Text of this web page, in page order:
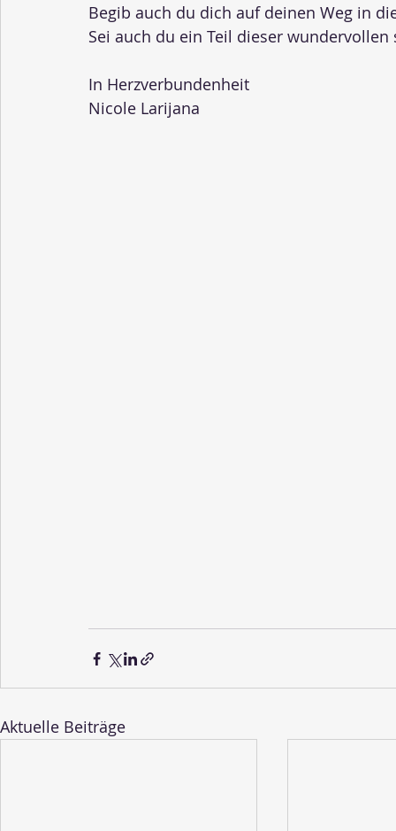
Begib auch du dich auf deinen Weg in
Sei auch du ein Teil dieser
In Herzverbundenheit
Nicole Larijana
Aktuelle Beiträge